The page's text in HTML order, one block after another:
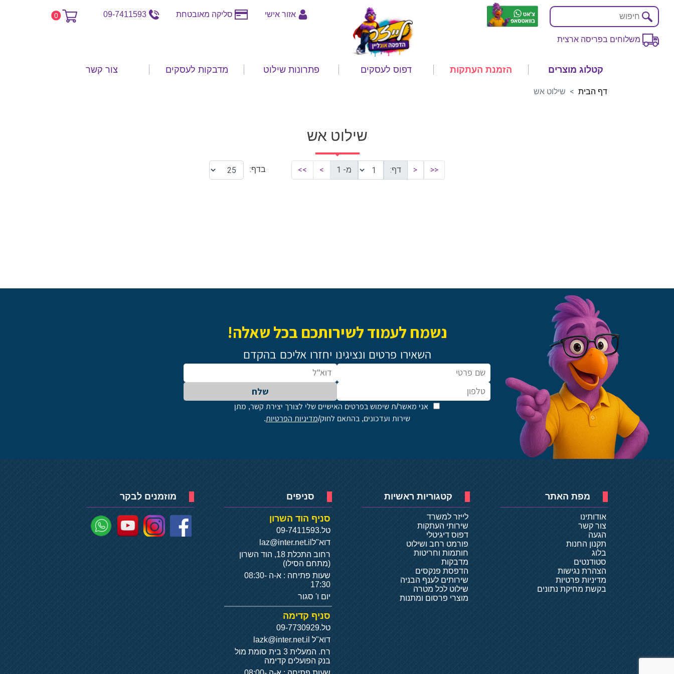
משלוחים בפריסה ארצית
אזור אישי סליקה מאובטחת 09-7411593
0
קטלוג מוצרים הזמנת העתקות דפוס לעסקים פתרונות שילוט מדבקות לעסקים צור קשר
דף הבית שילוט אש
שילוט אש
<<
< דף: מ- 1 >
>> בדף:
נשמח לעמוד לשירותכם בכל שאלה!
השאירו פרטים ונציגינו יחזרו אליכם בהקדם
שלח
אני מאשר/ת שימוש בפרטים האישיים שלי לצורך יצירת קשר, מתן
שירות ועדכונים, בהתאם לחוק/מדיניות הפרטיות.
מפת האתר
אודותינו
צור קשר
הגעה
תקנון החנות
בלוג
סטודנטים
הצהרת נגישות
מדיניות פרטיות
בקשת מחיקת נתונים
קטגוריות ראשיות
לייזר למשרד
שירותי העתקות
דפוס דיגיטלי
פורמט רחב ושילוט
חותמות וחריטות
מדבקות
הדפסת פנקסים
שירותים לענף הבניה
שילוט לכל מטרה
מוצרי פרסום ומתנות
סניפים
סניף הוד השרון
טל.09-7411593
דוא"ל laz@inter.net.il
רחוב התכלת 18, הוד השרון
(מתחם הסילו)
שעות פתיחה : א-ה 08:30-
17:30
יום ו' סגור
סניף קדימה
טל.09-7730929
דוא"ל
רח. המעלית 3 בית סומת מול
בנק הפועלים קדימה
מוזמנים לבקר